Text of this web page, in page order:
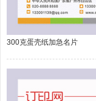
300克蛋壳纸加急名片